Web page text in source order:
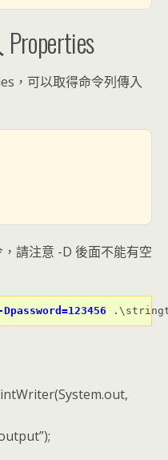
，可以取得命令列傳入
請注意 -D 後面不能有空